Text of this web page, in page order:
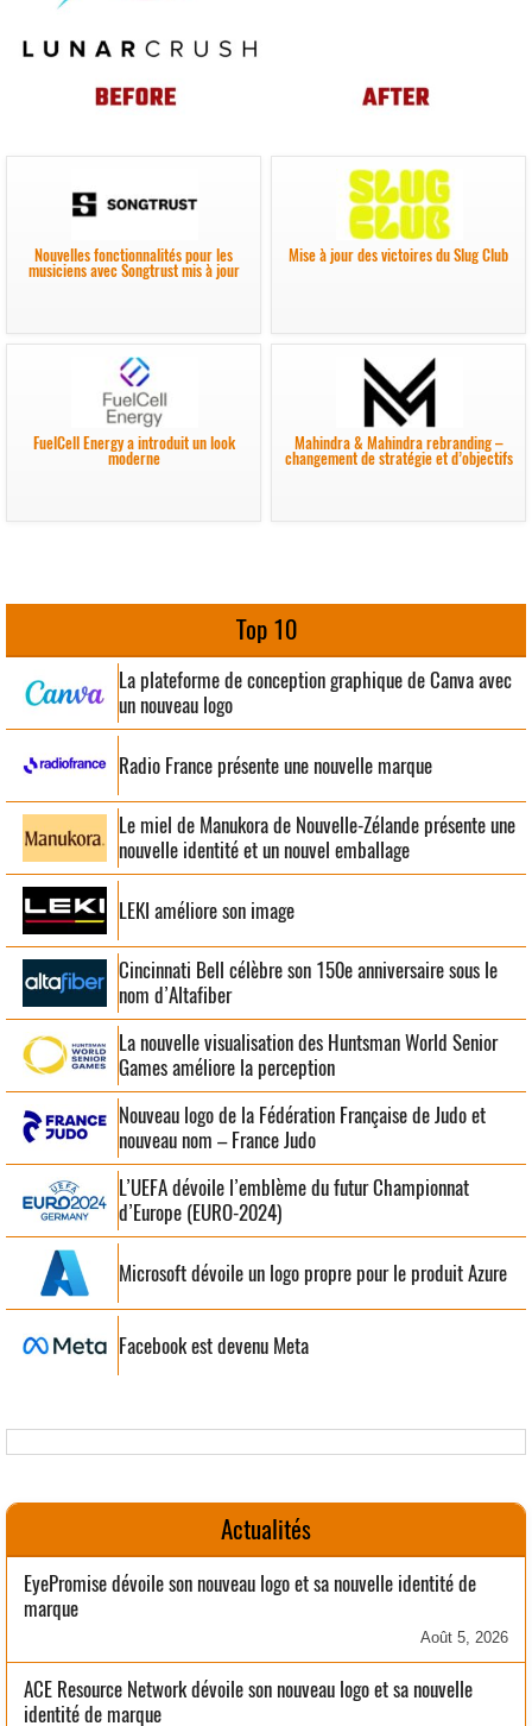
Nouvelles fonctionnalités pour les
musiciens avec Songtrust mis à jour
Mise à jour des victoires du Slug Club
FuelCell Energy a introduit un look
moderne
Mahindra & Mahindra rebranding –
changement de stratégie et d’objectifs
Top 10
La plateforme de conception graphique de Canva avec
un nouveau logo
Radio France présente une nouvelle marque
Le miel de Manukora de Nouvelle-Zélande présente une
nouvelle identité et un nouvel emballage
LEKI améliore son image
Cincinnati Bell célèbre son 150e anniversaire sous le
nom d’Altafiber
La nouvelle visualisation des Huntsman World Senior
Games améliore la perception
Nouveau logo de la Fédération Française de Judo et
nouveau nom – France Judo
L’UEFA dévoile l’emblème du futur Championnat
d’Europe (EURO-2024)
Microsoft dévoile un logo propre pour le produit Azure
Facebook est devenu Meta
Actualités
EyePromise dévoile son nouveau logo et sa nouvelle identité de
marque
Août 5, 2026
ACE Resource Network dévoile son nouveau logo et sa nouvelle
identité de marque